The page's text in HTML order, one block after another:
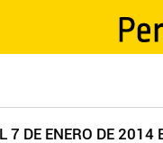
7 DE ENERO DE 2014